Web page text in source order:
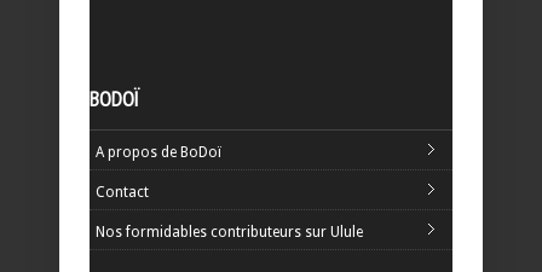
BODOÏ
A propos de BoDoï
Contact
Nos formidables contributeurs sur Ulule